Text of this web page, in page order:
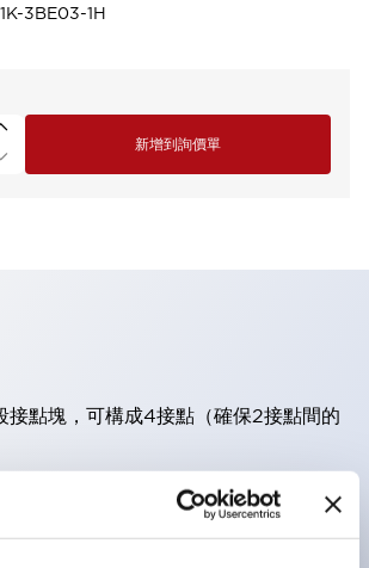
3BE03-1H
新增到詢價單
接點塊，可構成4接點（確保2接點間的
（※11段接點塊）、59.9mm（※22段
省空間設計。